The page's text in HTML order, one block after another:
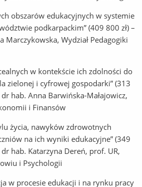
obszarów edukacyjnych w systemie
podkarpackim” (409 800 zł) –
Marczykowska, Wydział Pedagogiki
w kontekście ich zdolności do
zielonej i cyfrowej gospodarki” (313
hab. Anna Barwińska-Małajowicz,
i Finansów
życia, nawyków zdrowotnych
na ich wyniki edukacyjne” (349
hab. Katarzyna Dereń, prof. UR,
i Psychologii
w procesie edukacji i na rynku pracy